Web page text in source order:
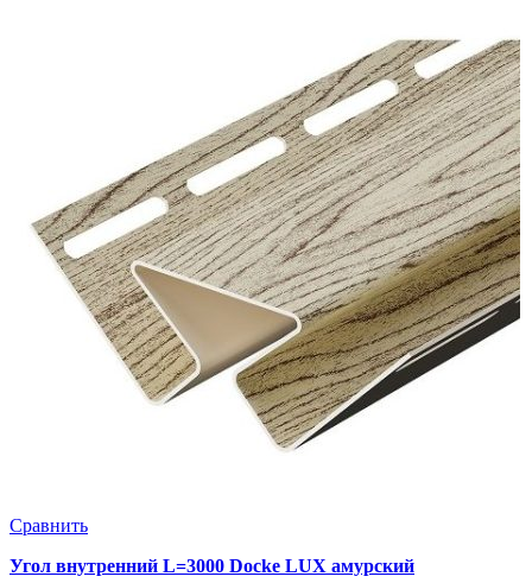
Сравнить
Угол внутренний L=3000 Docke LUX амурский